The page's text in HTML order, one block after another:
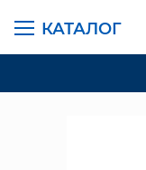
КАТАЛОГ
ГЛАВНАЯ СТРАНИЦА